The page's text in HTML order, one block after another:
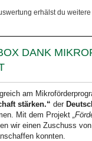
erhälst du
DANK
am
stärken.“ der
Mit dem Projekt
wir einen Zuschuss von
konnten.